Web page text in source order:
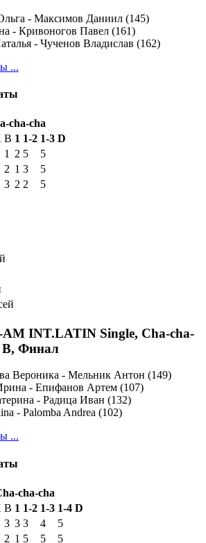
- Максимов Даниил (145)
- Кривоногов Павел (161)
- Чученов Владислав (162)
...
cha-cha
B 1 1-2 1-3 D
1 2 5
5
2 1 3
5
3 2 2 5
AM INT.LATIN Single, Cha-cha-
B, Финал
Вероника - Мельник Антон (149)
- Епифанов Артем (107)
- Радица Иван (132)
- Palomba Andrea (102)
...
cha-cha
B 1 1-2 1-3 1-4 D
3 3 3 4
5
2 1 5 5
5